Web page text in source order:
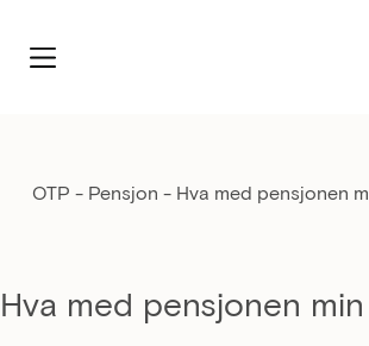
OTP - Pensjon - Hva med pensjonen
Hva med pensjonen